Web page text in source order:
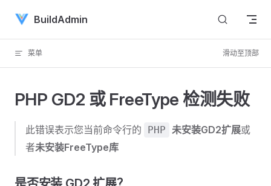
Skip to content
BuildAdmin
菜单 滑动至顶部
PHP GD2 或 FreeType 检测失败
此错误表示您当前命令行的 PHP 未安装GD2扩展或
者未安装FreeType库